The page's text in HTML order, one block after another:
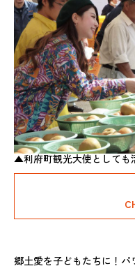
▲利府町観光大使としても
郷土愛を子どもたちに！パ